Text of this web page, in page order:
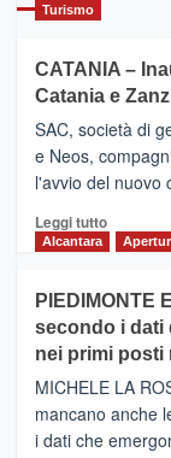
Turismo
CATANIA –
Catania e
SAC, società di
e Neos,
l'avvio del nuovo
Leggi tuttoLeggi
CATANIA
–
il
nuovo
tra
Alcantara
PIEDIMONTE
secondo i dati
nei primi posti
MICHELE LA
mancano anche
i dati che